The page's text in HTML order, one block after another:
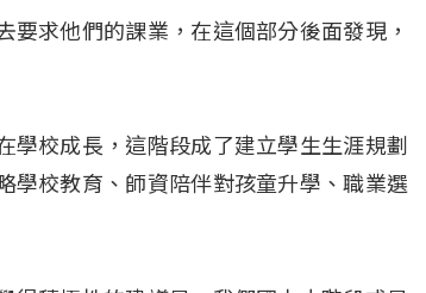
求他們的課業，在這個部分後面發現，
校成長，這階段成了建立學生生涯規劃
學校教育、師資陪伴對孩童升學、職業選